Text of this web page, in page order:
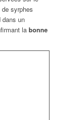
syrphes
dans un
la bonne